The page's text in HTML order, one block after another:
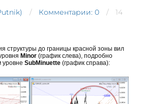
Комментарии: 0
14
структуры до границы красной зоны вил
Minor (график слева), подробно
уровне SubMinuette (график справа):